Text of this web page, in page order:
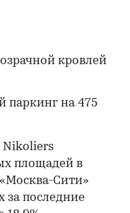
кровлей
паркинг на 475
Nikoliers
площадей в
Сити»
за последние